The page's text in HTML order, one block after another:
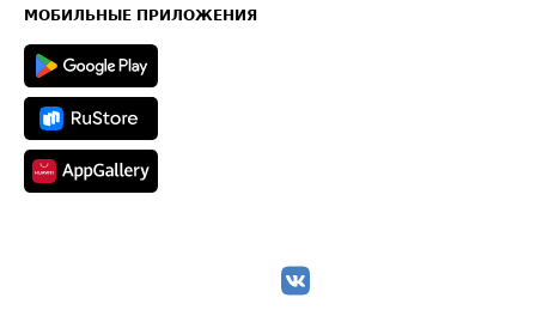
Техническая информация
МОБИЛЬНЫЕ ПРИЛОЖЕНИЯ